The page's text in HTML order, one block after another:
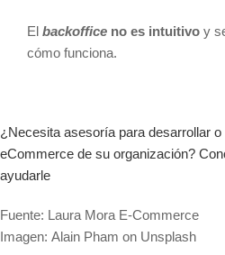
El backoffice no es intuitivo y
cómo funciona.
¿Necesita asesoría para desarrollar
eCommerce de su organización?
ayudarle
Fuente: Laura Mora E-Commerce
Imagen: Alain Pham on Unsplash